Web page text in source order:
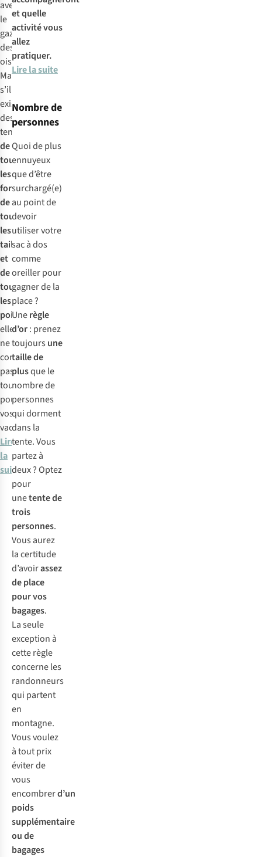
avec
le
gazouillis
des
oiseaux ?
Mais
s’il
existe
des
tentes
de
toutes
les
formes,
de
toutes
les
tailles
et
de
tous
les
poids,
elles
ne
conviennent
pas
toutes
pour
vos
vacances.
Lire
la
suite
et quelle
activité vous
allez
pratiquer.
Lire la suite
Nombre de
personnes
Quoi de plus
ennuyeux
que d’être
surchargé(e)
au point de
devoir
utiliser votre
sac à dos
comme
oreiller pour
gagner de la
place ?
Unerègle
d’or: prenez
toujours une
taille de
plusque le
nombre de
personnes
qui dorment
dans la
tente. Vous
partez à
deux ? Optez
pour
unetente de
trois
personnes.
Vous aurez
la certitude
d’avoirassez
de place
pour vos
bagages.
La seule
exception à
cette règle
concerne les
randonneurs
qui partent
en
montagne.
Vous voulez
à tout prix
éviter de
vous
encombrerd’un
poids
supplémentaire
ou de
bagages